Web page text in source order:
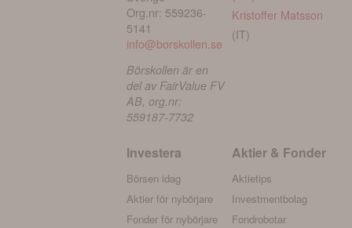
Org.nr: 559236-
5141
info@borskollen.se
Börskollen är en
del av FairValue FV
AB, org.nr:
559187-7732
Kristoffer Matsson
(IT)
Investera
Börsen idag
Aktier för nybörjare
Fonder för nybörjare
Aktier & Fonder
Aktietips
Investmentbolag
Fondrobotar